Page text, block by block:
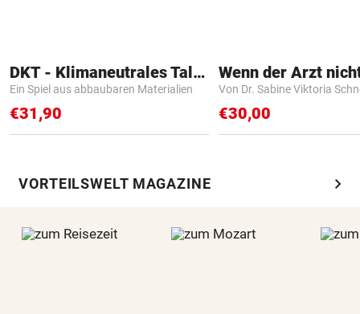
DKT - Klimaneutrales Talent
Ein Spiel aus abbaubaren Materialien
€31,90
Von Dr. Sabine Viktoria
€30,00
VORTEILSWELT MAGAZINE chevron_right